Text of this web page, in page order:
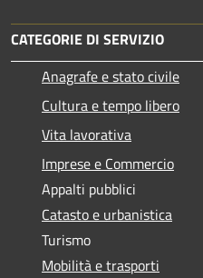
CATEGORIE DI SERVIZIO
Anagrafe e stato civile
Cultura e tempo libero
Vita lavorativa
Imprese e Commercio
Appalti pubblici
Catasto e urbanistica
Turismo
Mobilità e trasporti